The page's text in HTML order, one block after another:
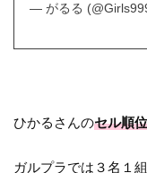
— がるる
ひかるさんのセル順
ガルプラでは３名１